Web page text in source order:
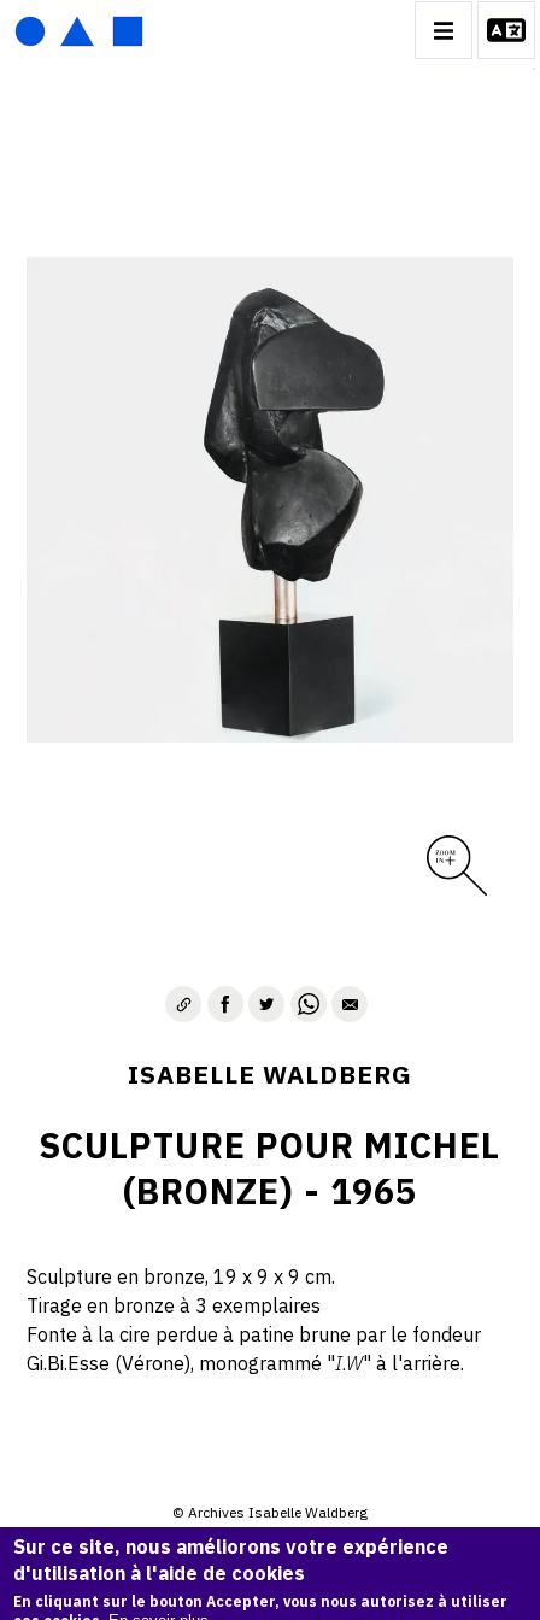
CATALOGUE DES OEUVRES
CONTACT
ISABELLE WALDBERG
SCULPTURE POUR MICHEL
(BRONZE) - 1965
Sculpture en bronze,19 x 9 x 9 cm.
Tirage en bronze à 3 exemplaires
Fonte à la cire perdue à patine brune par le fondeur
Gi.Bi.Esse (Vérone), monogrammé "I.W" à l'arrière.
© Archives Isabelle Waldberg
CITER CETTE ŒUVRE
Sur ce site, nous améliorons votre expérience
d'utilisation à l'aide de cookies
En cliquant sur le bouton Accepter, vous nous autorisez à utiliser